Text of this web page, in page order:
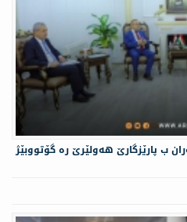
ب پارێزگارێ هه‌ولێرێ ره‌ گۆتووبێژ